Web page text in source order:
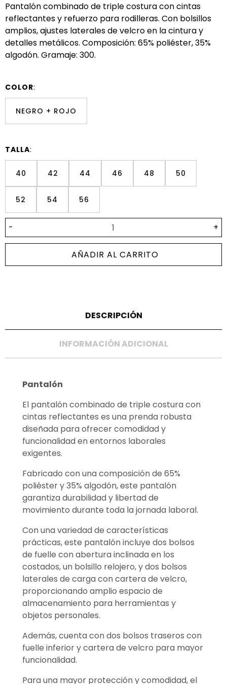
Pantalón combinado de triple costura con cintas
reflectantes y refuerzo para rodilleras. Con bolsillos
amplios, ajustes laterales de velcro en la cintura y
detalles metálicos. Composición: 65% poliéster, 35%
algodón. Gramaje: 300.
COLOR:
NEGRO + ROJO
TALLA:
40 42 44 46 48 50
52 54 56
- +
AÑADIR AL CARRITO
DESCRIPCIÓN
INFORMACIÓN ADICIONAL
Pantalón
El pantalón combinado de triple costura con
cintas reflectantes es una prenda robusta
diseñada para ofrecer comodidad y
funcionalidad en entornos laborales
exigentes.
Fabricado con una composición de 65%
poliéster y 35% algodón, este pantalón
garantiza durabilidad y libertad de
movimiento durante toda la jornada laboral.
Con una variedad de características
prácticas, este pantalón incluye dos bolsos
de fuelle con abertura inclinada en los
costados, un bolsillo relojero, y dos bolsos
laterales de carga con cartera de velcro,
proporcionando amplio espacio de
almacenamiento para herramientas y
objetos personales.
Además, cuenta con dos bolsos traseros con
fuelle inferior y cartera de velcro para mayor
funcionalidad.
Para una mayor protección y comodidad, el